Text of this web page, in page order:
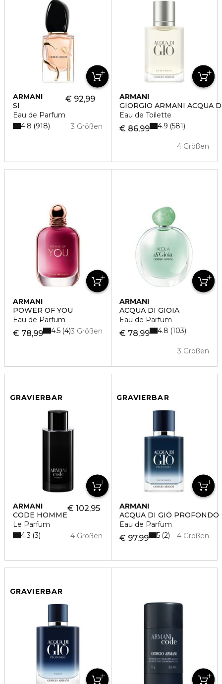
ARMANI
SI
Eau de Parfum
€ 92,99
3 Größen
4.8 918
ARMANI
GIORGIO ARMANI ACQUA
Eau de Toilette
€ 86,99
4 Größen
4.9 581
ARMANI
POWER OF YOU
Eau de Parfum
€ 78,99 3 Größen
4.5 4
ARMANI
ACQUA DI GIOIA
Eau de Parfum
€ 78,99
3 Größen
4.8 103
GRAVIERBAR
ARMANI
CODE HOMME
Le Parfum
€ 102,95
4 Größen
4.3 3
GRAVIERBAR
ARMANI
ACQUA DI GIÒ PROFONDO
Eau de Parfum
€ 97,99 4 Größen
5 2
GRAVIERBAR